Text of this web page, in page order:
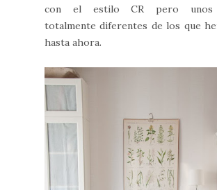
con el estilo CR pero unos
totalmente diferentes de los que
hasta ahora.